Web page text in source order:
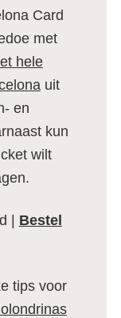
Card
met
hele
uit
en
kun
wilt
| Bestel
tips voor